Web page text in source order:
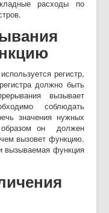
расходы по
регистр,
должно быть
вызывает
соблюдать
значения нужных
образом он должен
вызовет функцию.
вызываемая функция